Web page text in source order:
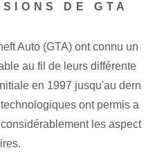
DE GTA
Auto (GTA) ont connu un
au fil de leurs différente
en 1997 jusqu'au dern
ont permis a
les aspect